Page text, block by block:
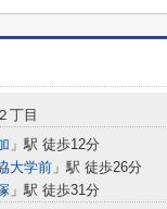
２丁目
」駅 徒歩12分
大学前 」駅 徒歩26分
」駅 徒歩31分